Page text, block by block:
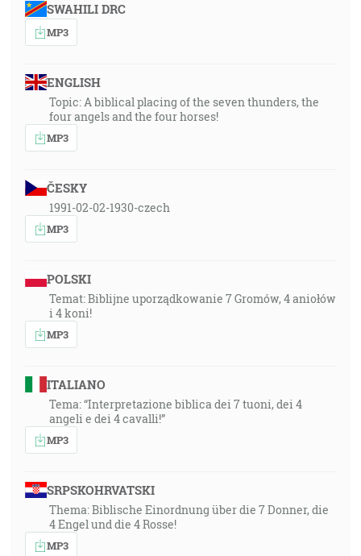
SWAHILI DRC
MP3
ENGLISH
Topic: A biblical placing of the seven thunders, the
four angels and the four horses!
MP3
ČESKY
1991-02-02-1930-czech
MP3
POLSKI
Temat: Biblijne uporządkowanie 7 Gromów, 4 aniołów
i 4 koni!
MP3
ITALIANO
Tema: “Interpretazione biblica dei 7 tuoni, dei 4
angeli e dei 4 cavalli!”
MP3
SRPSKOHRVATSKI
Thema: Biblische Einordnung über die 7 Donner, die
4 Engel und die 4 Rosse!
MP3